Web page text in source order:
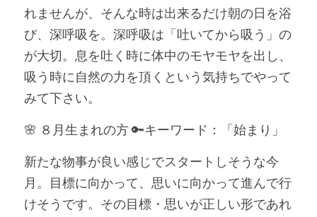
れませんが、そんな時は出来るだけ朝の日を浴
び、深呼吸を。深呼吸は「吐いてから吸う」の
が大切。息を吐く時に体中のモヤモヤを出し、
吸う時に自然の力を頂くという気持ちでやって
みて下さい。
🌸 ８月生まれの方 🔑キーワード：「始まり」
新たな物事が良い感じでスタートしそうな今
月。目標に向かって、思いに向かって進んで行
けそうです。その目標・思いが正しい形であれ